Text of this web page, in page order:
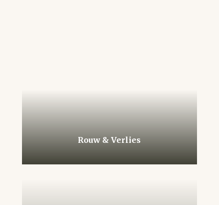
Rouw & Verlies